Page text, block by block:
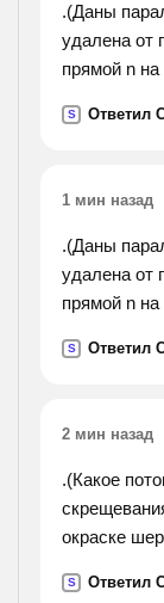
.(Даны
удалена от
прямой n на
S Ответил
1 мин назад
.(Даны
удалена от
прямой n на
S Ответил
2 мин назад
.(Какое
окраске
S Ответил